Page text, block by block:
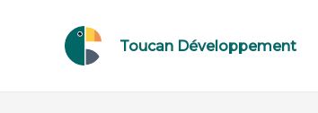
Toucan Développement